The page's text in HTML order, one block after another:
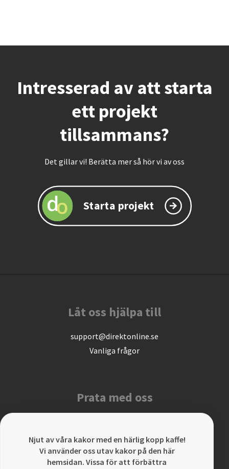
Intresserad av att starta
ett projekt
tillsammans?
Det gillar vi! Berätta mer så hör vi av oss
Starta projekt
Låt oss hjälpa till
support@direktonline.se
Vanliga frågor
Prata med oss
031 301 33 20
Njut av våra kakor med en härlig kopp kaffe!
Vi använder oss utav kakor på den här
hemsidan. Vissa för att förbättra